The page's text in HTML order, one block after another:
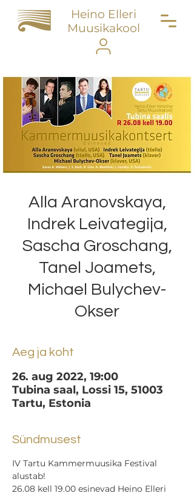
Heino Elleri
Muusikakool
Alla Aranovskaya,
Indrek Leivategija,
Sascha Groschang,
Tanel Joamets,
Michael Bulychev-
Okser
Aeg ja koht
26. aug 2022, 19:00
Tubina saal, Lossi 15, 51003
Tartu, Estonia
Sündmusest
IV Tartu Kammermuusika Festival
alustab!
26.08 kell 19.00 esinevad Heino Elleri